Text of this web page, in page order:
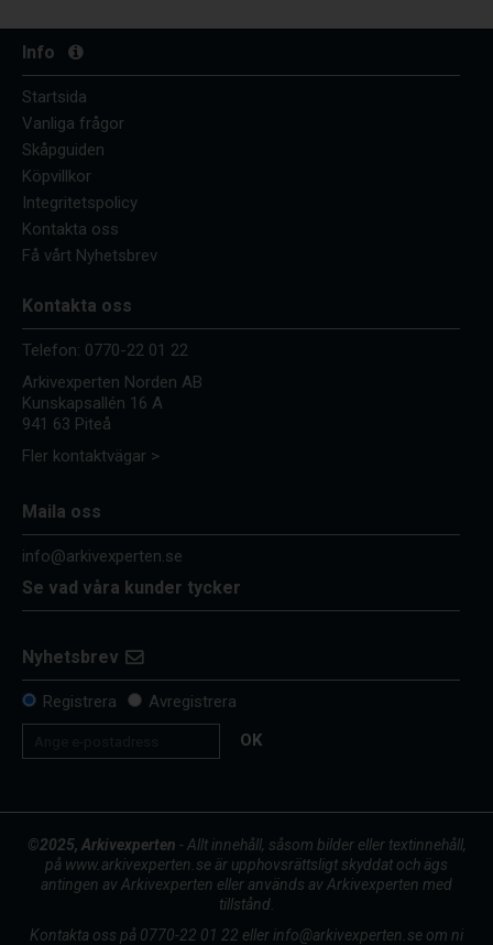
Info
Startsida
Vanliga frågor
Skåpguiden
Köpvillkor
Integritetspolicy
Kontakta oss
Få vårt Nyhetsbrev
Kontakta oss
Telefon: 0770-22 01 22
Arkivexperten Norden AB
Kunskapsallén 16 A
941 63 Piteå
Fler kontaktvägar >
Maila oss
info@arkivexperten.se
Se vad våra kunder tycker
Nyhetsbrev
Registrera
Avregistrera
OK
©2025, Arkivexperten - Allt innehåll, såsom bilder eller textinnehåll,
på www.arkivexperten.se är upphovsrättsligt skyddat och ägs
antingen av Arkivexperten eller används av Arkivexperten med
tillstånd.
Kontakta oss på 0770-22 01 22 eller info@arkivexperten.se om ni